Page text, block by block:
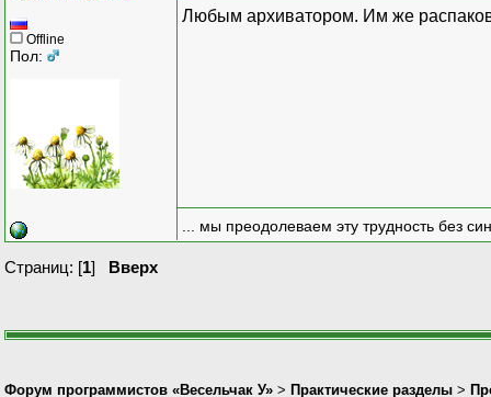
Offline
Пол:
Любым архиватором. Им же
... мы преодолеваем эту трудность без
Страниц: [1] Вверх
Форум программистов «Весельчак У» > Практические разделы >